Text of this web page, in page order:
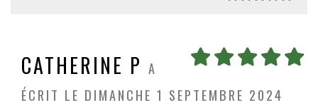
CATHERINE P A
ÉCRIT LE DIMANCHE 1 SEPTEMBRE 2024